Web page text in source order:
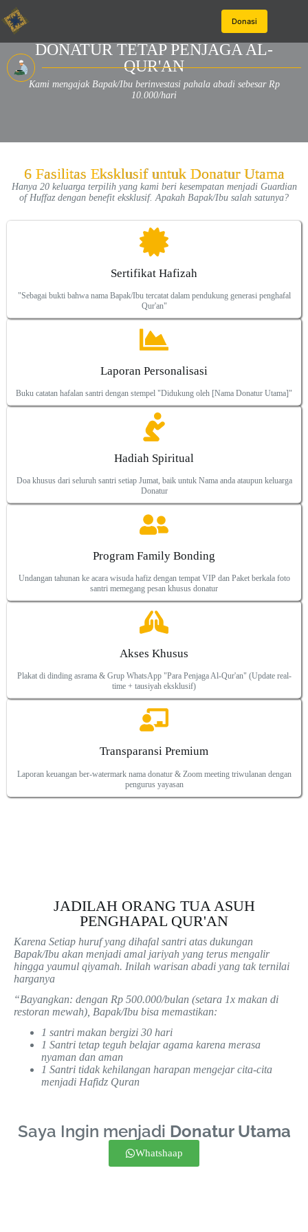
Donasi
DONATUR TETAP PENJAGA AL-
QUR'AN
Kami mengajak Bapak/Ibu berinvestasi pahala abadi sebesar Rp
10.000/hari
6 Fasilitas Eksklusif untuk Donatur Utama
Hanya 20 keluarga terpilih yang kami beri kesempatan menjadi Guardian
of Huffaz dengan benefit eksklusif. Apakah Bapak/Ibu salah satunya?
Sertifikat Hafizah
"Sebagai bukti bahwa nama Bapak/Ibu tercatat dalam pendukung generasi penghafal
Qur'an"
Laporan Personalisasi
Buku catatan hafalan santri dengan stempel "Didukung oleh [Nama Donatur Utama]"
Hadiah Spiritual
Doa khusus dari seluruh santri setiap Jumat, baik untuk Nama anda ataupun keluarga
Donatur
Program Family Bonding
Undangan tahunan ke acara wisuda hafiz dengan tempat VIP dan Paket berkala foto
santri memegang pesan khusus donatur
Akses Khusus
Plakat di dinding asrama & Grup WhatsApp "Para Penjaga Al-Qur'an" (Update real-
time + tausiyah eksklusif)
Transparansi Premium
Laporan keuangan ber-watermark nama donatur & Zoom meeting triwulanan dengan
pengurus yayasan
JADILAH ORANG TUA ASUH
PENGHAPAL QUR'AN
Karena Setiap huruf yang dihafal santri atas dukungan
Bapak/Ibu akan menjadi amal jariyah yang terus mengalir
hingga yaumul qiyamah. Inilah warisan abadi yang tak ternilai
harganya
“Bayangkan: dengan Rp 500.000/bulan (setara 1x makan di
restoran mewah), Bapak/Ibu bisa memastikan:
1 santri makan bergizi 30 hari
1 Santri tetap teguh belajar agama karena merasa
nyaman dan aman
1 Santri tidak kehilangan harapan mengejar cita-cita
menjadi Hafidz Quran
Saya Ingin menjadi Donatur Utama
Whatshaap